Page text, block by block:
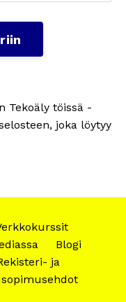
Tekoäly töissä -
joka löytyy
Blogi
ja